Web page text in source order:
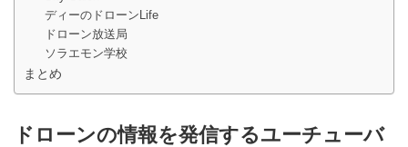
ディーのドローンLife
ドローン放送局
ソラエモン学校
まとめ
ドローンの情報を発信するユーチューバ